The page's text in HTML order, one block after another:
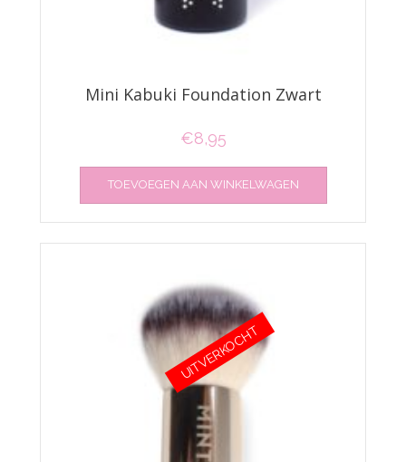
Mini Kabuki Foundation Zwart
€8,95
TOEVOEGEN AAN WINKELWAGEN
UITVERKOCHT